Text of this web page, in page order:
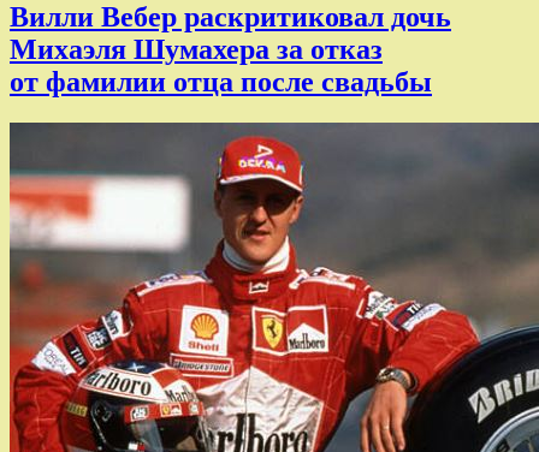
Вилли Вебер раскритиковал дочь
Михаэля Шумахера за отказ
от фамилии отца после свадьбы